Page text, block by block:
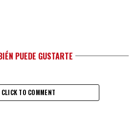
PUEDE GUSTARTE
CLICK TO COMMENT